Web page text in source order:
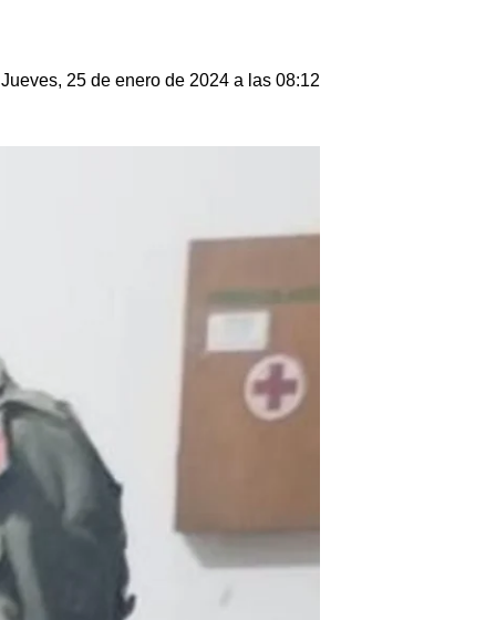
Jueves, 25 de enero de 2024 a las 08:12